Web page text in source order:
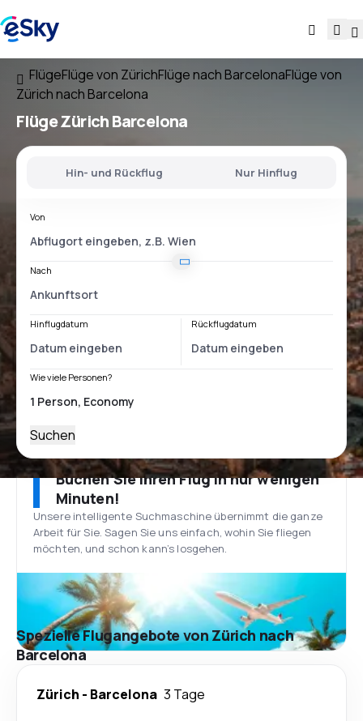
FlügeFlüge von ZürichFlüge nach BarcelonaFlüge von
Zürich nach Barcelona
FlügeZürich Barcelona
Hin- und Rückflug Nur Hinflug
Von
Nach
Hinflugdatum Rückflugdatum
Wie viele Personen?
Suchen
Buchen Sie Ihren Flug in nur wenigen
Minuten!
Unsere intelligente Suchmaschine übernimmt die ganze
Arbeit für Sie. Sagen Sie uns einfach, wohin Sie fliegen
möchten, und schon kann’s losgehen.
Spezielle Flugangebote von Zürich nach
Barcelona
Zürich - Barcelona 3 Tage